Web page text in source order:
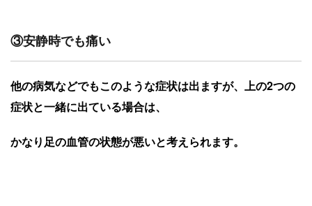
③安静時でも痛い
他の病気などでもこのような症状は出ますが、上の2つの
症状と一緒に出ている場合は、
かなり足の血管の状態が悪いと考えられます。